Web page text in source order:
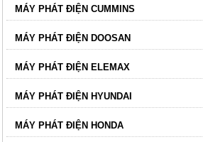
MÁY PHÁT ĐIỆN CUMMINS
MÁY PHÁT ĐIỆN DOOSAN
MÁY PHÁT ĐIỆN ELEMAX
MÁY PHÁT ĐIỆN HYUNDAI
MÁY PHÁT ĐIỆN HONDA